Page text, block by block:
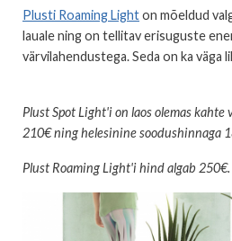
Plusti Roaming Lighton mõeldud
lauale ning on tellitav erisuguste
värvilahendustega. Seda on ka väga
Plust Spot Light'i on laos olemas
210€ ning helesinine soodushinnaga
Plust Roaming Light'i hind algab 250€.